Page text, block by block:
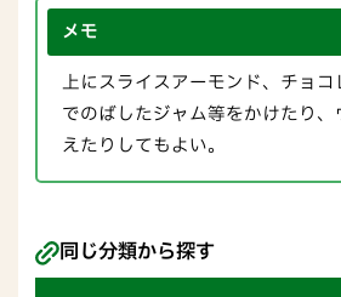
メモ
上にスライスアーモンド、チョ
でのばしたジャム等をかけたり
えたりしてもよい。
同じ分類から探す